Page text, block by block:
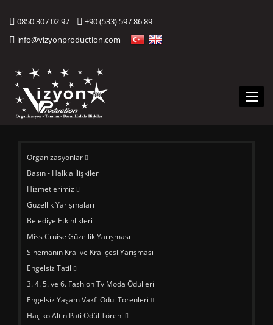
0850 307 02 97
+90 (533) 597 86 89
info@vizyonproduction.com
Menü
Organizasyonlar
Basın - Halkla İlişkiler
Hizmetlerimiz
Güzellik Yarışmaları
Belediye Etkinlikleri
Miss Cruise Güzellik Yarışması
Sinemanın Kral ve Kraliçesi Yarışması
Engelsiz Tatil
3. 4. 5. ve 6. Fashion Tv Moda Ödülleri
Engelsiz Yaşam Vakfı Ödül Törenleri
Haçiko Altın Pati Ödül Töreni